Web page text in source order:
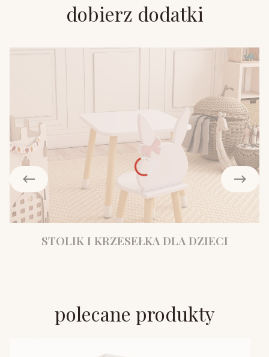
dobierz dodatki
STOLIK I KRZESEŁKA DLA DZIECI
polecane produkty